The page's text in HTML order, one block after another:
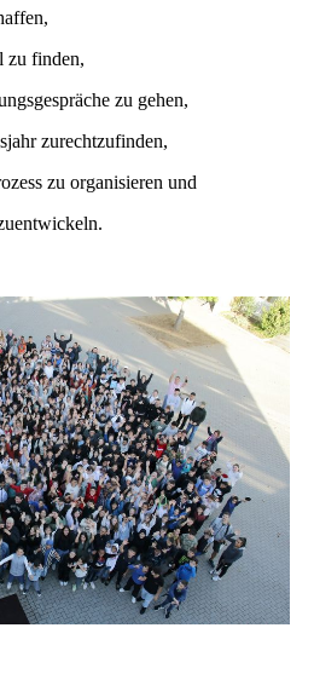
zu finden,
zu gehen,
zurechtzufinden,
zu organisieren und